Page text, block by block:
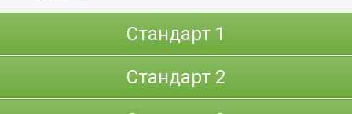
Стандарт 1
Стандарт 2